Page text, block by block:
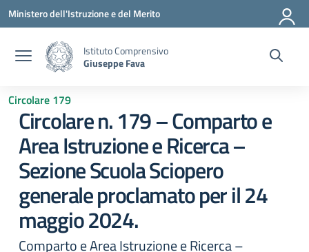
Vai ai contenuti
Vai al menu di navigazione
Vai al footer
Ministero dell'Istruzione e del Merito
Istituto Comprensivo
Giuseppe Fava
Circolare 179
Circolare n. 179 – Comparto e
Area Istruzione e Ricerca –
Sezione Scuola Sciopero
generale proclamato per il 24
maggio 2024.
Comparto e Area Istruzione e Ricerca –